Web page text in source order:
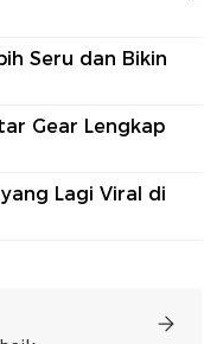
Seru dan Bikin
Gear Lengkap
Lagi Viral di